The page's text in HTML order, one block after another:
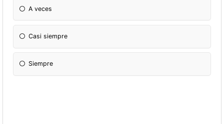
A veces
Casi siempre
Siempre